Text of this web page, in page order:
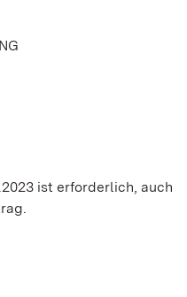
ist erforderlich, auch